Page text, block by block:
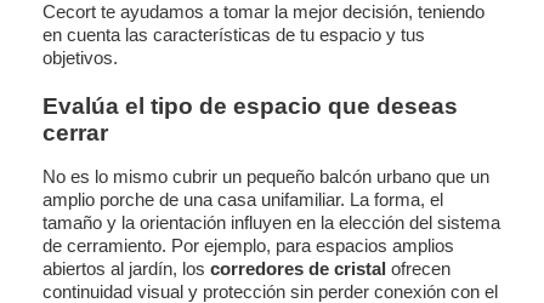
Cecort te ayudamos a tomar la mejor decisión, teniendo
en cuenta las características de tu espacio y tus
objetivos.
Evalúa el tipo de espacio que deseas
cerrar
No es lo mismo cubrir un pequeño balcón urbano que un
amplio porche de una casa unifamiliar. La forma, el
tamaño y la orientación influyen en la elección del sistema
de cerramiento. Por ejemplo, para espacios amplios
abiertos al jardín, los corredores de cristal ofrecen
continuidad visual y protección sin perder conexión con el